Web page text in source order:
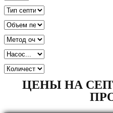
ЦЕНЫ НА